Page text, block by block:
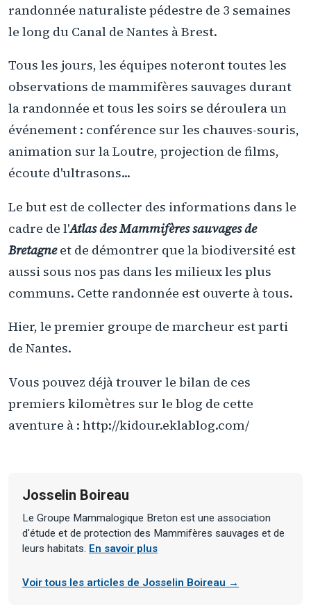
randonnée naturaliste pédestre de 3 semaines
le long du Canal de Nantes à Brest.
Tous les jours, les équipes noteront toutes les
observations de mammifères sauvages durant
la randonnée et tous les soirs se déroulera un
événement : conférence sur les chauves-souris,
animation sur la Loutre, projection de films,
écoute d'ultrasons...
Le but est de collecter des informations dans le
cadre de l'Atlas des Mammifères sauvages de
Bretagneet de démontrer que la biodiversité est
aussi sous nos pas dans les milieux les plus
communs. Cette randonnée est ouverte à tous.
Hier, le premier groupe de marcheur est parti
de Nantes.
Vous pouvez déjà trouver le bilan de ces
premiers kilomètres sur le blog de cette
aventure à : http://kidour.eklablog.com/
Josselin Boireau
Le Groupe Mammalogique Breton est une association
d'étude et de protection des Mammifères sauvages et de
leurs habitats. En savoir plus
Voir tous les articles de Josselin Boireau →